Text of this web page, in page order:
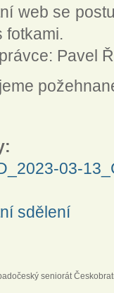
web se
fotkami.
Pavel
03-
sdělení
seniorát